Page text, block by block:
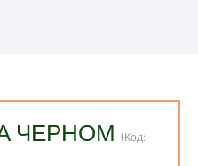
ЧЕРНОМ (Код: